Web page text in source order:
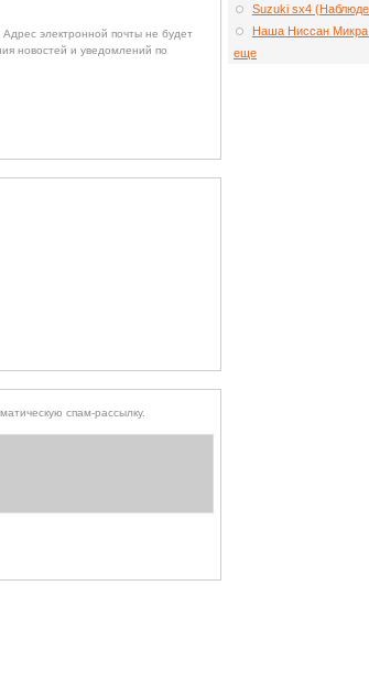
электронной почты не будет
новостей и уведомлений по
из себя автоматическую спам-рассылку.
Suzuki sx4
Наша Ниссан
еще